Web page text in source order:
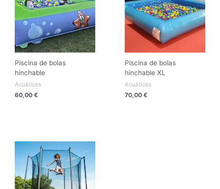
Piscina de bolas
hinchable
Acuáticos
60,00 €
Piscina de bolas
hinchable XL
Acuáticos
70,00 €